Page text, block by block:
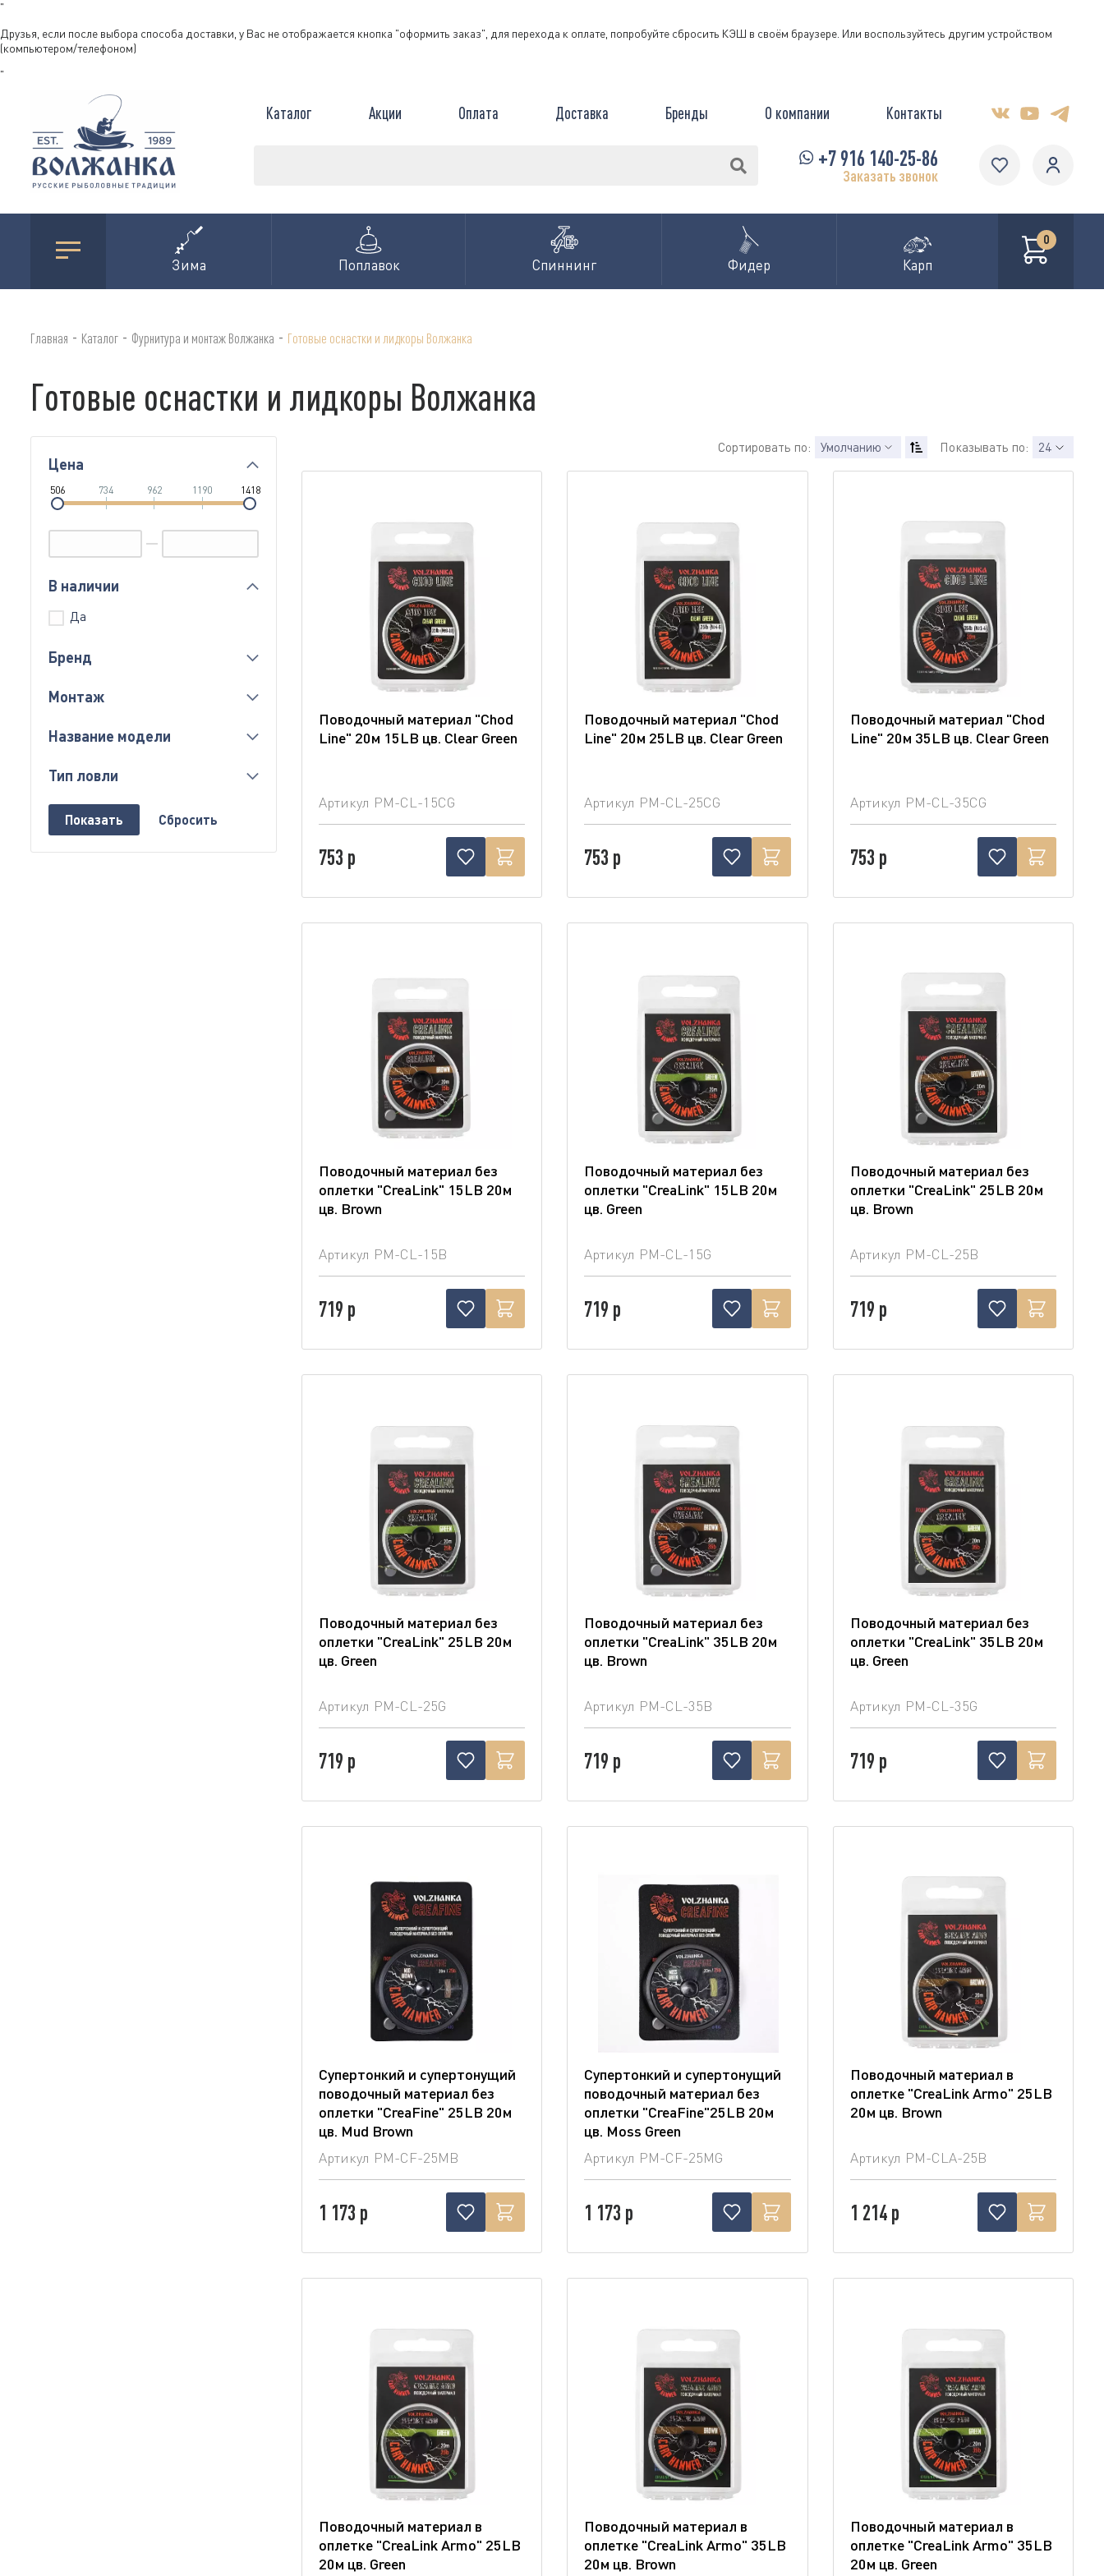
"
Друзья, если после выбора способа доставки, у Вас не отображается кнопка "оформить заказ", для перехода к оплате, попробуйте сбросить КЭШ в своём браузере. Или воспользуйтесь другим устройством
(компьютером/телефоном)
"
Каталог Акции Оплата Доставка Бренды О компании Контакты
+7 916 140-25-86
Заказать звонок
Зима Поплавок Спиннинг Фидер Карп
0
Главная - Каталог - Фурнитура и монтаж Волжанка - Готовые оснастки и лидкоры Волжанка
Готовые оснастки и лидкоры Волжанка
Цена
506 734 962 1190 1418
В наличии
Да
Бренд
Монтаж
Название модели
Тип ловли
Сортировать по: Умолчанию Показывать по: 24
Поводочный материал "Chod
Line" 20м 15LB цв. Clear Green
Артикул PM-CL-15CG
753 р
Поводочный материал "Chod
Line" 20м 25LB цв. Clear Green
Артикул PM-CL-25CG
753 р
Поводочный материал "Chod
Line" 20м 35LB цв. Clear Green
Артикул PM-CL-35CG
753 р
Поводочный материал без
оплетки "CreaLink" 15LB 20м
цв. Brown
Артикул PM-CL-15B
719 р
Поводочный материал без
оплетки "CreaLink" 15LB 20м
цв. Green
Артикул PM-CL-15G
719 р
Поводочный материал без
оплетки "CreaLink" 25LB 20м
цв. Brown
Артикул PM-CL-25B
719 р
Поводочный материал без
оплетки "CreaLink" 25LB 20м
цв. Green
Артикул PM-CL-25G
719 р
Поводочный материал без
оплетки "CreaLink" 35LB 20м
цв. Brown
Артикул PM-CL-35B
719 р
Поводочный материал без
оплетки "CreaLink" 35LB 20м
цв. Green
Артикул PM-CL-35G
719 р
Супертонкий и cупертонущий
поводочный материал без
оплетки "CreaFine" 25LB 20м
цв. Mud Brown
Артикул PM-CF-25MB
1 173 р
Супертонкий и cупертонущий
поводочный материал без
оплетки "CreaFine"25LB 20м
цв. Moss Green
Артикул PM-CF-25MG
1 173 р
Поводочный материал в
оплетке "CreaLink Armo" 25LB
20м цв. Brown
Артикул PM-CLA-25B
1 214 р
Поводочный материал в
оплетке "CreaLink Armo" 25LB
20м цв. Green
Поводочный материал в
оплетке "CreaLink Armo" 35LB
20м цв. Brown
Поводочный материал в
оплетке "CreaLink Armo" 35LB
20м цв. Green